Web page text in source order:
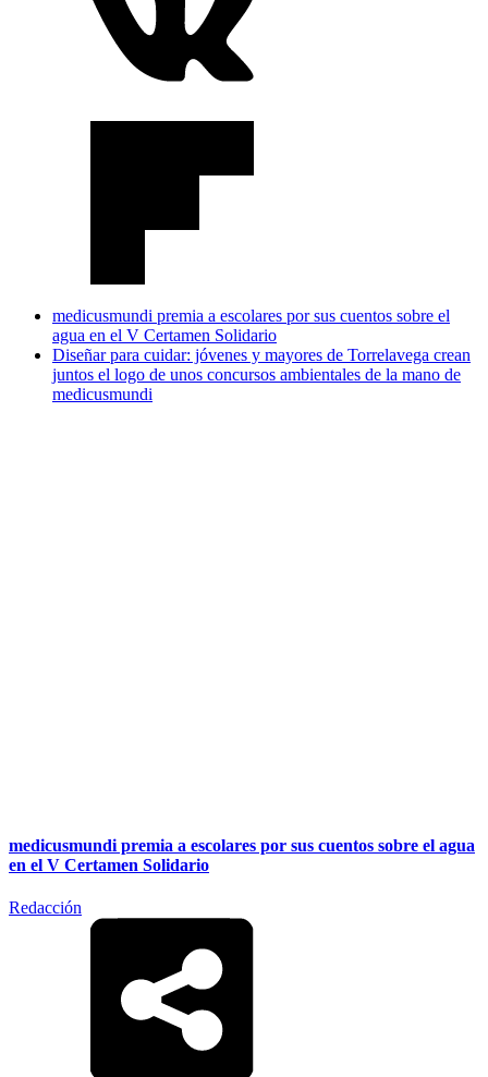
medicusmundi premia a escolares por sus cuentos sobre el
agua en el V Certamen Solidario
Diseñar para cuidar: jóvenes y mayores de Torrelavega crean
juntos el logo de unos concursos ambientales de la mano de
medicusmundi
medicusmundi premia a escolares por sus cuentos sobre el agua
en el V Certamen Solidario
Redacción